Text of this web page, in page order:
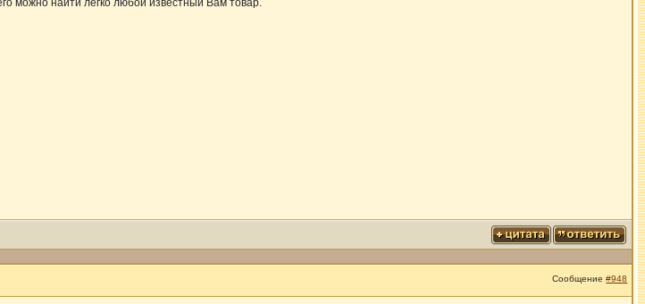
можно найти легко любой известный Вам товар.
Сообщение#948